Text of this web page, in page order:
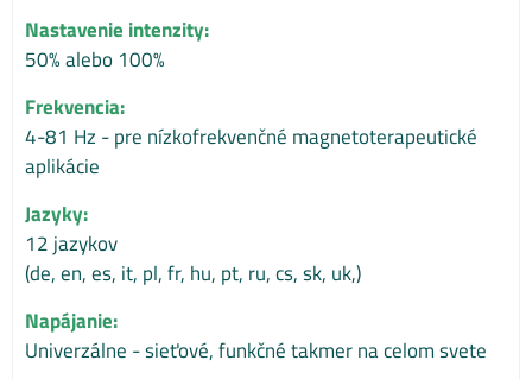
Nastavenie intenzity:
50% alebo 100%
Frekvencia:
4-81 Hz - pre nízkofrekvenčné magnetoterapeutické
aplikácie
Jazyky:
12 jazykov
(de, en, es, it, pl, fr, hu, pt, ru, cs, sk, uk,)
Napájanie:
Univerzálne - sieťové, funkčné takmer na celom svete